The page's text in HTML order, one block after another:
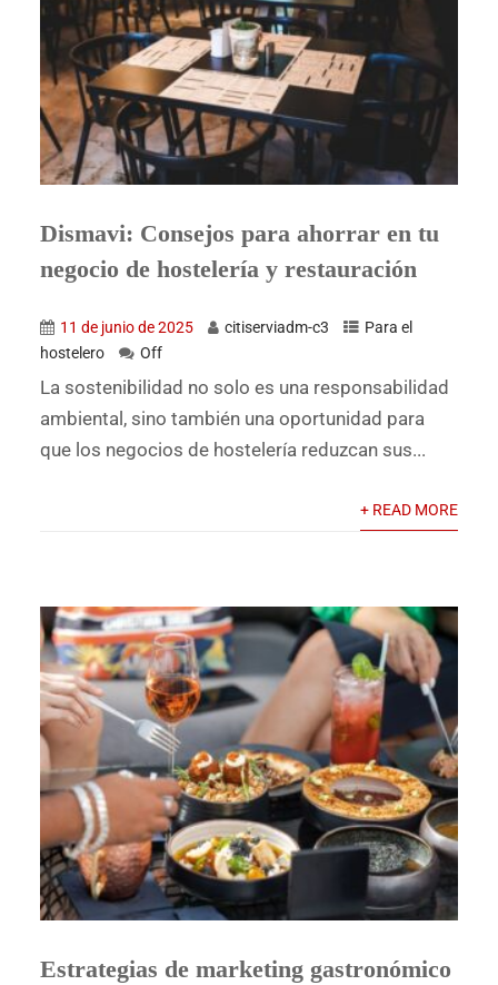
Dismavi: Consejos para ahorrar en tu
negocio de hostelería y restauración
11 de junio de 2025 citiserviadm-c3
Para el
hostelero
Off
La sostenibilidad no solo es una responsabilidad
ambiental, sino también una oportunidad para
que los negocios de hostelería reduzcan sus...
+ READ MORE
Estrategias de marketing gastronómico